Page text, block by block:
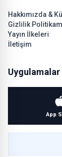
Hakkımızda &
Gizlilik
Yayın İlkeleri
İletişim
Uygulamalar
App